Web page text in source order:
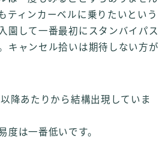
ティンカーベルに乗りたいという
園して一番最初にスタンバイパス
キャンセル拾いは期待しない方が
降あたりから結構出現していま
度は一番低いです。